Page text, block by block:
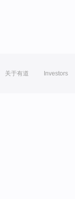
关于有道 Investors